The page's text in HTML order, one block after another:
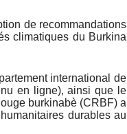
de recommandations
climatiques du Burkina
international de
en ligne), ainsi que le
burkinabè (CRBF) a
durables au